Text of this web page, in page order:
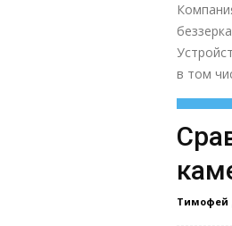
в том
Тимофей